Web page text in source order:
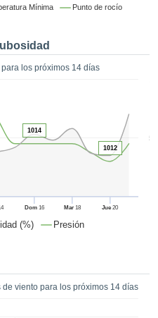
Mínima Punto de rocío
los próximos 14 días
(%) Presión
50
Dom16 Mar18 Jue 20
1014
1012
viento para los próximos 14 días